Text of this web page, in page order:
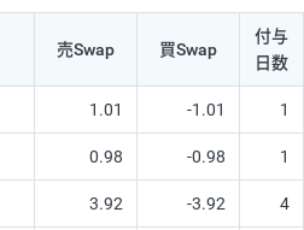
売Swap 買Swap
付与
日数
1.01 -1.01 1
0.98 -0.98 1
3.92 -3.92 4